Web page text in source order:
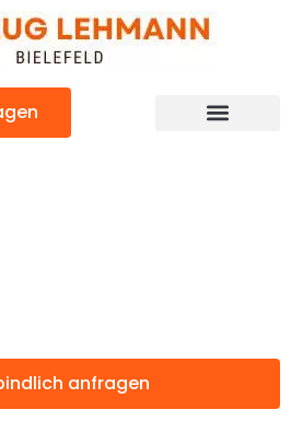
anfragen